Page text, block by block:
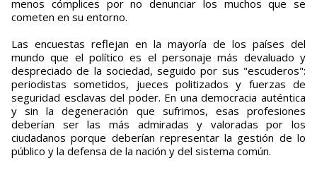
menos cómplices por no denunciar los muchos que se
cometen en su entorno.
Las encuestas reflejan en la mayoría de los países del
mundo que el político es el personaje más devaluado y
despreciado de la sociedad, seguido por sus "escuderos":
periodistas sometidos, jueces politizados y fuerzas de
seguridad esclavas del poder. En una democracia auténtica
y sin la degeneración que sufrimos, esas profesiones
deberían ser las más admiradas y valoradas por los
ciudadanos porque deberían representar la gestión de lo
público y la defensa de la nación y del sistema común.